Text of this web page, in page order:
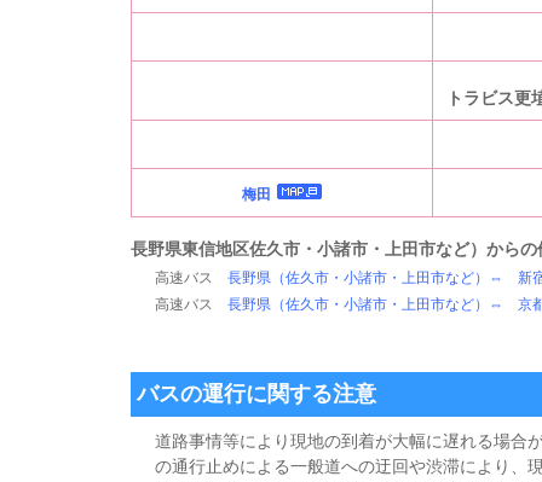
トラビス
梅田
長野県東信地区佐久市・小諸市・上田市など）からの
高速バス 長野県（佐久市・小諸市・上田市など）⇔ 新
高速バス 長野県（佐久市・小諸市・上田市など）⇔ 京都
バスの運行に関する注意
道路事情等により現地の到着が大幅に遅れる場合
の通行止めによる一般道への迂回や渋滞により、